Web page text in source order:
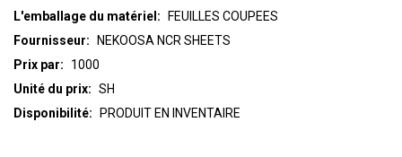
Fournisseur: NEKOOSA NCR SHEETS
L'emballage du matériel: FEUILLES COUPEES
Prix par:
1000
Unité du prix: SH
Disponibilité: PRODUIT EN INVENTAIRE